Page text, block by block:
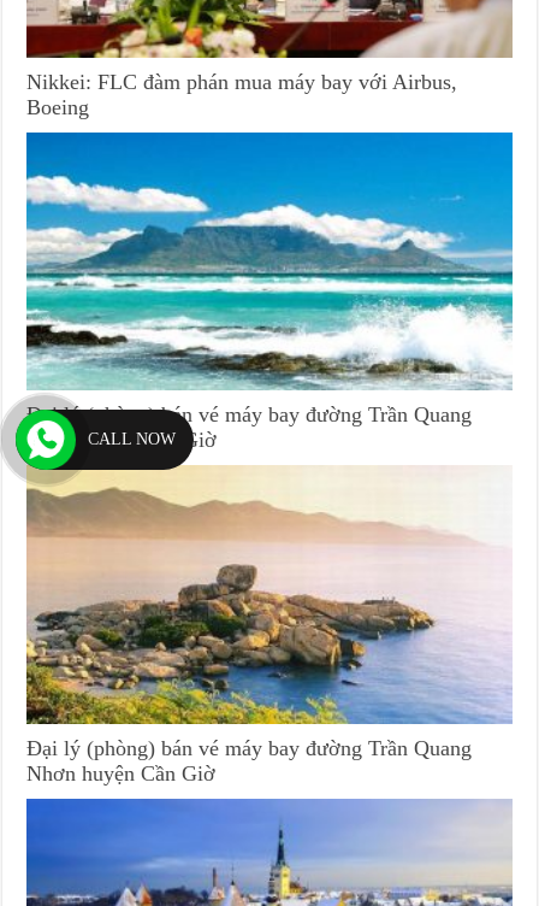
Nikkei: FLC đàm phán mua máy bay với Airbus,
Boeing
Đại lý (phòng) bán vé máy bay đường Trần Quang
Qườn huyện Cần Giờ
Đại lý (phòng) bán vé máy bay đường Trần Quang
Nhơn huyện Cần Giờ
CALL NOW